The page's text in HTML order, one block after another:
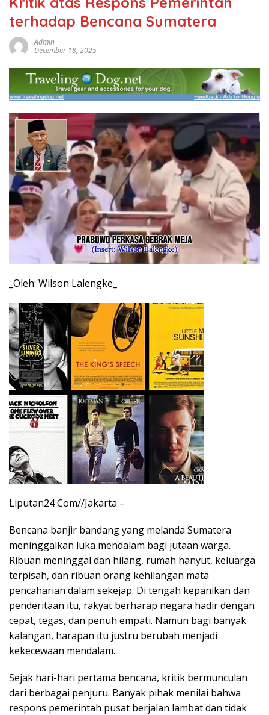
terhadap Bencana Sumatera
Admin
December 18, 2025
_Oleh: Wilson Lalengke_
Liputan24 Com//Jakarta –
Bencana banjir bandang yang melanda Sumatera
meninggalkan luka mendalam bagi jutaan warga.
Ribuan meninggal dan hilang, rumah hanyut, keluarga
terpisah, dan ribuan orang kehilangan mata
pencaharian dalam sekejap. Di tengah kepanikan dan
penderitaan itu, rakyat berharap negara hadir dengan
cepat, tegas, dan penuh empati. Namun bagi banyak
kalangan, harapan itu justru berubah menjadi
kekecewaan mendalam.
Sejak hari-hari pertama bencana, kritik bermunculan
dari berbagai penjuru. Banyak pihak menilai bahwa
respons pemerintah pusat berjalan lambat dan tidak